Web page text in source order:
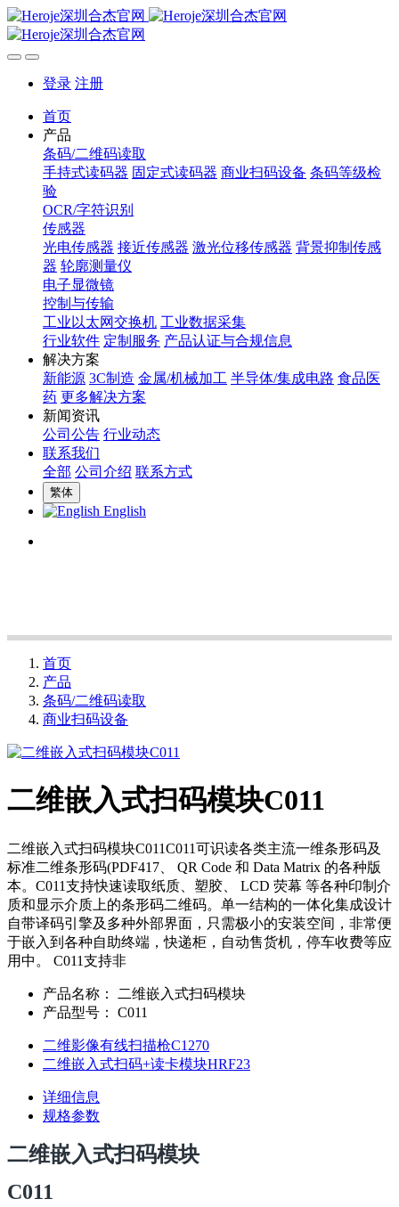
登录 注册
首页
产品
条码/二维码读取
手持式读码器 固定式读码器 商业扫码设备 条码等级检
验
OCR/字符识别
传感器
光电传感器 接近传感器 激光位移传感器 背景抑制传感
器 轮廓测量仪
电子显微镜
控制与传输
工业以太网交换机 工业数据采集
行业软件 定制服务 产品认证与合规信息
解决方案
新能源 3C制造 金属/机械加工 半导体/集成电路 食品医
药 更多解决方案
新闻资讯
公司公告 行业动态
联系我们
全部 公司介绍 联系方式
繁体
English
首页
产品
条码/二维码读取
商业扫码设备
二维嵌入式扫码模块C011
二维嵌入式扫码模块C011C011可识读各类主流一维条形码及
标准二维条形码(PDF417、 QR Code 和 Data Matrix 的各种版
本。C011支持快速读取纸质、塑胶、 LCD 荧幕 等各种印制介
质和显示介质上的条形码二维码。单一结构的一体化集成设计
自带译码引擎及多种外部界面，只需极小的安装空间，非常便
于嵌入到各种自助终端，快递柜，自动售货机，停车收费等应
用中。 C011支持非
产品名称：
二维嵌入式扫码模块
产品型号：
C011
二维影像有线扫描枪C1270
二维嵌入式扫码+读卡模块HRF23
详细信息
规格参数
二维嵌入式扫码模块
C011